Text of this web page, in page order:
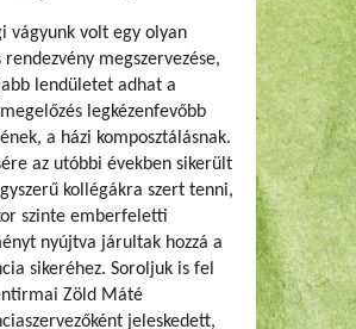
vágyunk volt egy olyan
rendezvény megszervezése,
lendületet adhat a
legkézenfevőbb
a házi komposztálásnak.
az utóbbi években sikerült
kollégákra szert tenni,
szinte emberfeletti
nyújtva járultak hozzá a
sikeréhez. Soroljuk is fel
Zöld Máté
jeleskedett,